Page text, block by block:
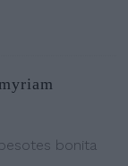
bonita